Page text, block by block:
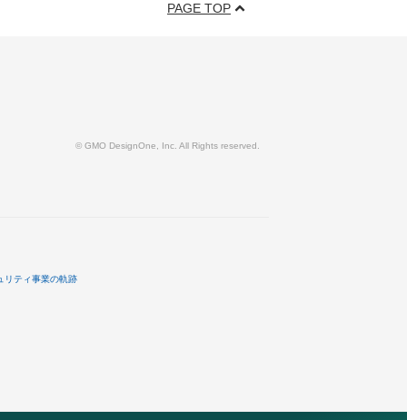
PAGE TOP
© GMO DesignOne, Inc. All Rights reserved.
リティ事業の軌跡